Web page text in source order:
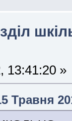
13:41:20 »
Травня